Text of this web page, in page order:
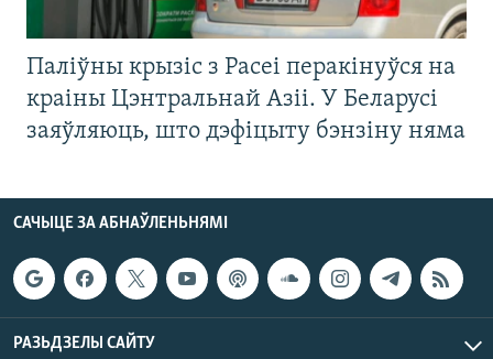
Паліўны крызіс з Расеі перакінуўся на
краіны Цэнтральнай Азіі. У Беларусі
заяўляюць, што дэфіцыту бэнзіну няма
САЧЫЦЕ ЗА АБНАЎЛЕНЬНЯМІ
РАЗЬДЗЕЛЫ САЙТУ